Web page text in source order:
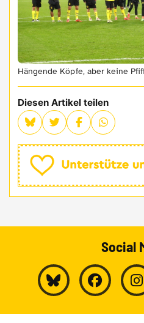
Hängende Köpfe, aber keine
Diesen Artikel teilen
Social